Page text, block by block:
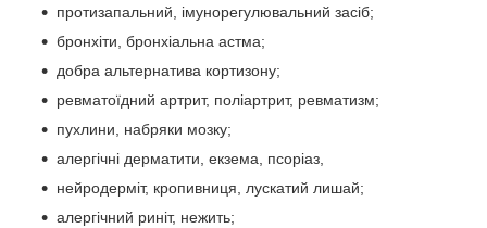
протизапальний, імунорегулювальний засіб;
бронхіти, бронхіальна астма;
добра альтернатива кортизону;
ревматоїдний артрит, поліартрит, ревматизм;
пухлини, набряки мозку;
алергічні дерматити, екзема, псоріаз,
нейродерміт, кропивниця, лускатий лишай;
алергічний риніт, нежить;